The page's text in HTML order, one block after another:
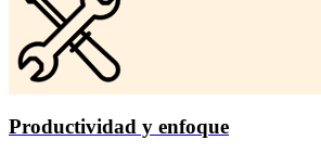
Productividad y enfoque